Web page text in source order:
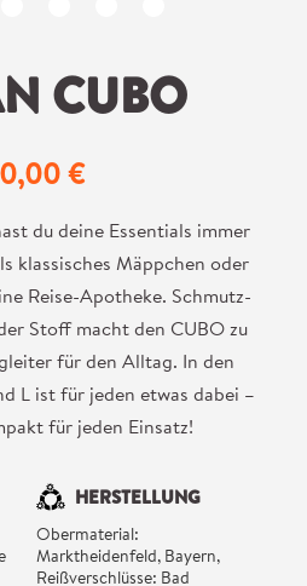
CUBO
Regulärer Preis:
€
du deine Essentials immer
klassisches Mäppchen oder
Reise-Apotheke. Schmutz-
Stoff macht den CUBO zu
für den Alltag. In den
L ist für jeden etwas dabei –
für jeden Einsatz!
HERSTELLUNG
Obermaterial:
Marktheidenfeld, Bayern,
Reißverschlüsse: Bad